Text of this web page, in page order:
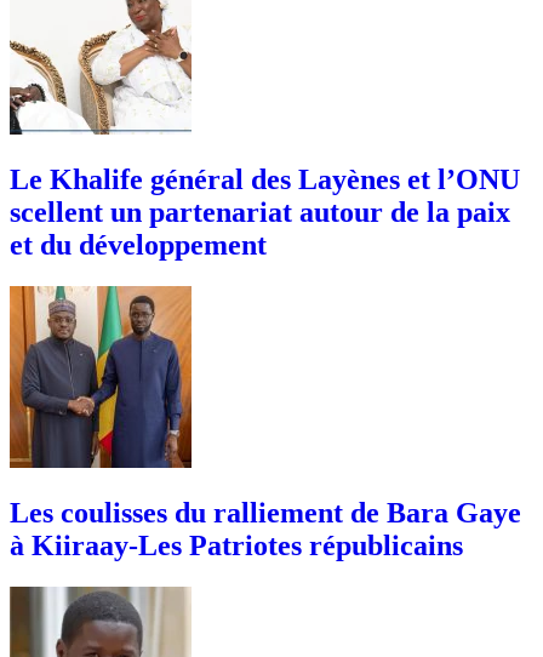
Le Khalife général des Layènes et l’ONU
scellent un partenariat autour de la paix
et du développement
Les coulisses du ralliement de Bara Gaye
à Kiiraay-Les Patriotes républicains